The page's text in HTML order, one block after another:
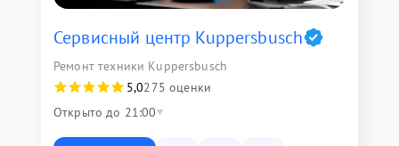
Сервисный центр Kuppersbusch
Ремонт техники Kuppersbusch
5,0275 оценки
Открыто до 21:00